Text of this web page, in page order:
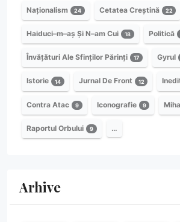
Naționalism 24 Cetatea Creștină 22
Haiduci–m–aș Și N–am Cui 18 Politică
Învățături Ale Sfinților Părinți 17 Gyrul
Istorie 14 Jurnal De Front 12
Contra Atac 9 Iconografie 9
Raportul Orbului 9 …
Arhive